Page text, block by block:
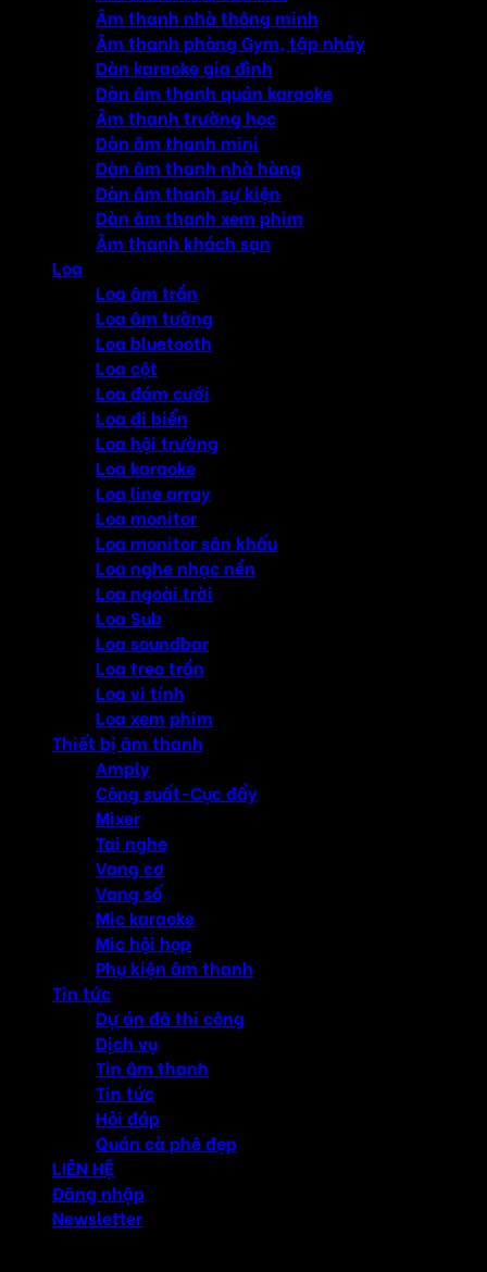
Âm thanh nhà thông minh
Âm thanh phòng Gym, tập nhảy
Dàn karaoke gia đình
Dàn âm thanh quán karaoke
Âm thanh trường học
Dàn âm thanh mini
Dàn âm thanh nhà hàng
Dàn âm thanh sự kiện
Dàn âm thanh xem phim
Âm thanh khách sạn
Loa
Loa âm trần
Loa âm tường
Loa bluetooth
Loa cột
Loa đám cưới
Loa đi biển
Loa hội trường
Loa karaoke
Loa line array
Loa monitor
Loa monitor sân khấu
Loa nghe nhạc nền
Loa ngoài trời
Loa Sub
Loa soundbar
Loa treo trần
Loa vi tính
Loa xem phim
Thiết bị âm thanh
Amply
Công suất-Cục đẩy
Mixer
Tai nghe
Vang cơ
Vang số
Mic karaoke
Mic hội họp
Phụ kiện âm thanh
Tin tức
Dự án đã thi công
Dịch vụ
Tin âm thanh
Tin tức
Hỏi đáp
Quán cà phê đẹp
LIÊN HỆ
Đăng nhập
Newsletter